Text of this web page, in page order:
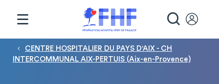
Fil d'Ariane
CENTRE HOSPITALIER DU PAYS D'AIX - CH
INTERCOMMUNAL AIX-PERTUIS (Aix-en-Provence)
Panneau de gestion des cookies